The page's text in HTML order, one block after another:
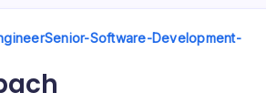
Senior-Software-Development-